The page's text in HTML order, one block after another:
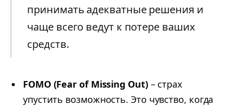
принимать адекватные решения и
чаще всего ведут к потере ваших
средств.
FOMO (Fear of Missing Out)– страх
упустить возможность. Это чувство, когда